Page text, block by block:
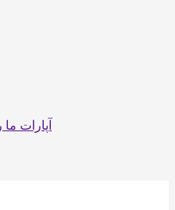
آپارات ما